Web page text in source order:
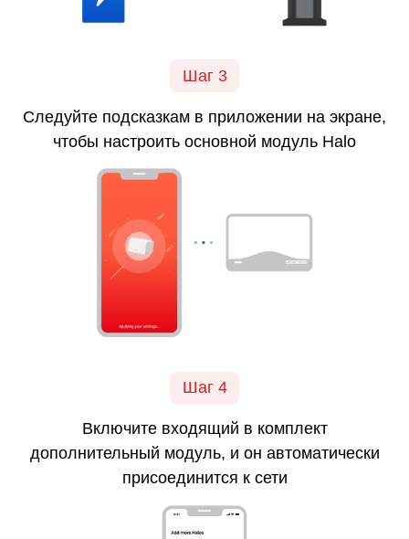
Шаг 3
Следуйте подсказкам в приложении на экране,
чтобы настроить основной модуль Halo
Шаг 4
Включите входящий в комплект
дополнительный модуль, и он автоматически
присоединится к сети